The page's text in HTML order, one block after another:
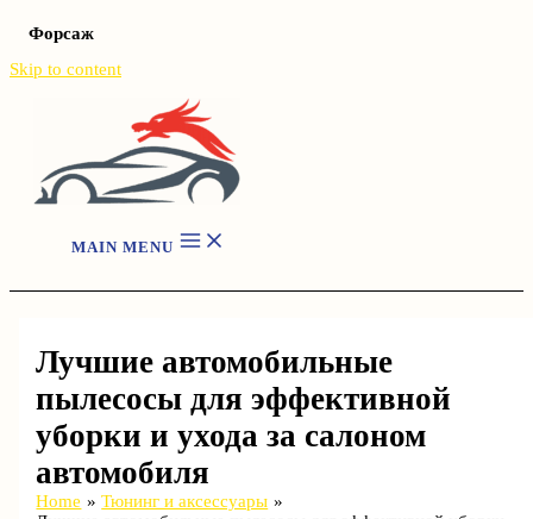
Форсаж
Skip to content
MAIN MENU
Лучшие автомобильные
пылесосы для эффективной
уборки и ухода за салоном
автомобиля
Home
Тюнинг и аксессуары